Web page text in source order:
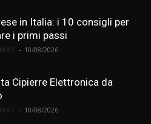
in Italia: i 10 consigli per
i primi passi
- 10/08/2026
Cipierre Elettronica da
- 10/08/2026